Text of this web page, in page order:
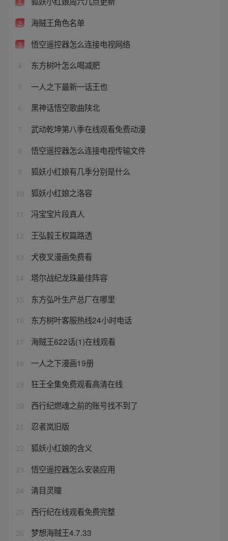
1
2 海贼王角色名单
3 悟空遥控器怎么连接电视网络
4 东方树叶怎么喝减肥
5 一人之下最新一话王也
6 黑神话悟空歌曲陕北
7 武动乾坤第八季在线观看免费动漫
8 悟空遥控器怎么连接电视传输文件
9 狐妖小红娘有几季分别是什么
10 狐妖小红娘之洛容
冯宝宝片段真人
12 王弘毅王权篇路透
13 犬夜叉漫画免费看
14 塔尔战纪龙珠最佳阵容
15 东方弘叶生产总厂在哪里
16 东方树叶客服热线24小时电话
17 海贼王622话(1)在线观看
18 一人之下漫画19册
19 狂王全集免费观看高清在线
20 西行纪燃魂之前的账号找不到了
21 忍者岚旧版
22 狐妖小红娘的含义
23 悟空遥控器怎么安装应用
24 清目灵瞳
25 西行纪在线观看免费完整
26 梦想海贼王4.7.33